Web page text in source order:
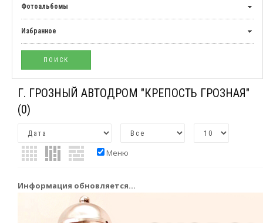
Фотоальбомы
Избранное
Г. ГРОЗНЫЙ АВТОДРОМ "КРЕПОСТЬ ГРОЗНАЯ"
(0)
Меню
Информация обновляется...